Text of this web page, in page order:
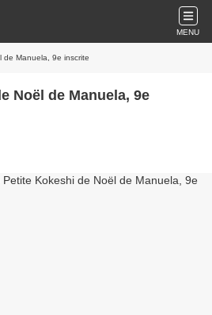
MENU
de Manuela, 9e inscrite
Noël de Manuela, 9e